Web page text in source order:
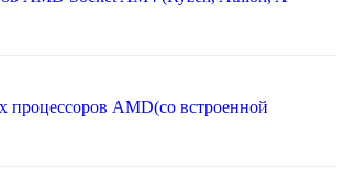
процессоров AMD(со встроенной